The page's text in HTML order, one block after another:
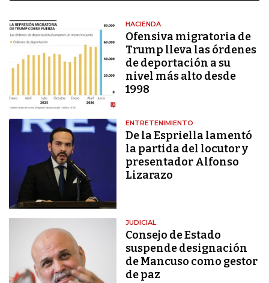
HACIENDA
Ofensiva migratoria de
Trump lleva las órdenes
de deportación a su
nivel más alto desde
1998
ENTRETENIMIENTO
De la Espriella lamentó
la partida del locutor y
presentador Alfonso
Lizarazo
JUDICIAL
Consejo de Estado
suspende designación
de Mancuso como gestor
de paz